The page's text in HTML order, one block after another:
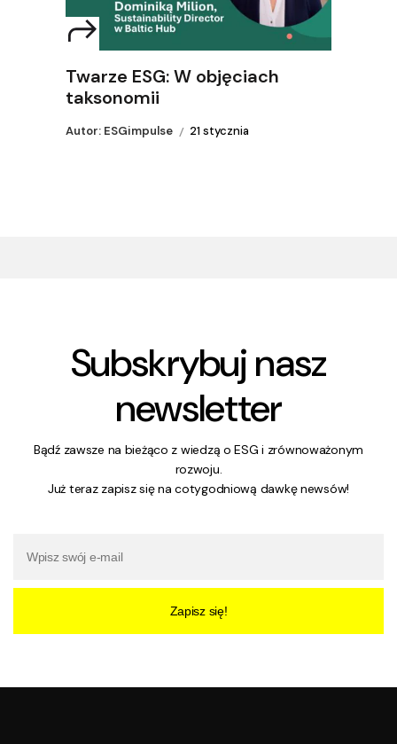
Twarze ESG: W objęciach
taksonomii
Autor: ESGimpulse 21 stycznia
Subskrybuj nasz
newsletter
Bądź zawsze na bieżąco z wiedzą o ESG i zrównoważonym
rozwoju.
Już teraz zapisz się na cotygodniową dawkę newsów!
Zapisz się!